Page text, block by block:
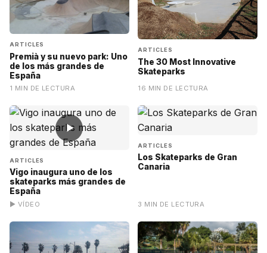
ARTICLES
Premià y su nuevo park: Uno
de los más grandes de
España
1 MIN DE LECTURA
ARTICLES
The 30 Most Innovative
Skateparks
16 MIN DE LECTURA
▶
ARTICLES
Vigo inaugura uno de los
skateparks más grandes de
España
▶ VÍDEO
ARTICLES
Los Skateparks de Gran
Canaria
3 MIN DE LECTURA